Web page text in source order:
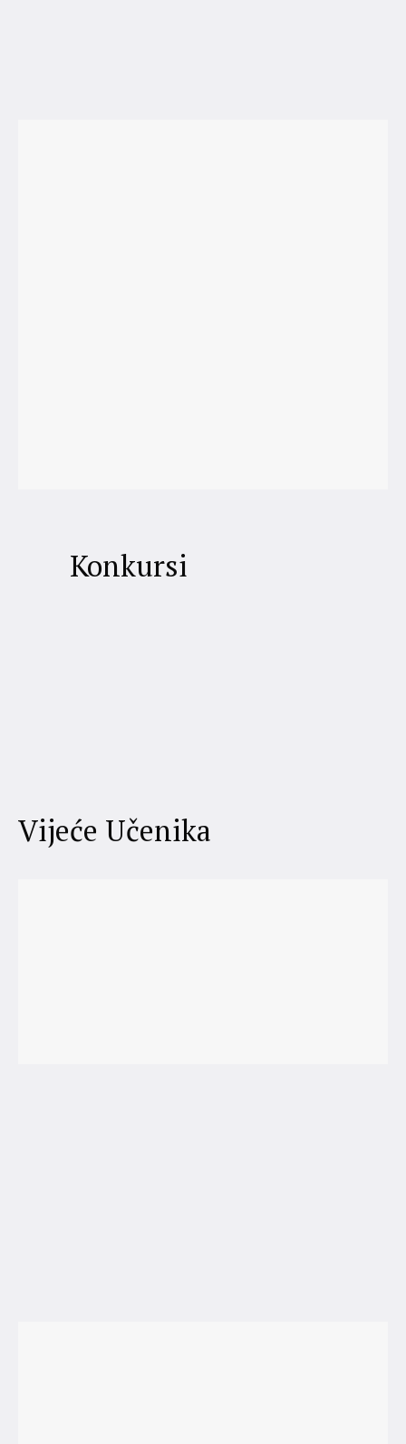
Konkursi
Vijeće Učenika